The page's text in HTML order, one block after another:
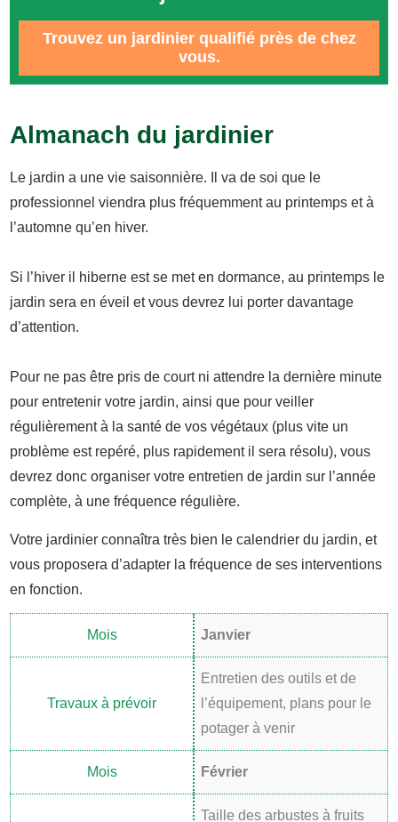
Trouvez un jardinier qualifié près de chez
vous.
Almanach du jardinier
Le jardin a une vie saisonnière. Il va de soi que le
professionnel viendra plus fréquemment au printemps et à
l’automne qu’en hiver.
Si l’hiver il hiberne est se met en dormance, au printemps le
jardin sera en éveil et vous devrez lui porter davantage
d’attention.
Pour ne pas être pris de court ni attendre la dernière minute
pour entretenir votre jardin, ainsi que pour veiller
régulièrement à la santé de vos végétaux (plus vite un
problème est repéré, plus rapidement il sera résolu), vous
devrez donc organiser votre entretien de jardin sur l’année
complète, à une fréquence régulière.
Votre jardinier connaîtra très bien le calendrier du jardin, et
vous proposera d’adapter la fréquence de ses interventions
en fonction.
Janvier
Entretien des outils et de
l’équipement, plans pour le
potager à venir
Février
Taille des arbustes à fruits